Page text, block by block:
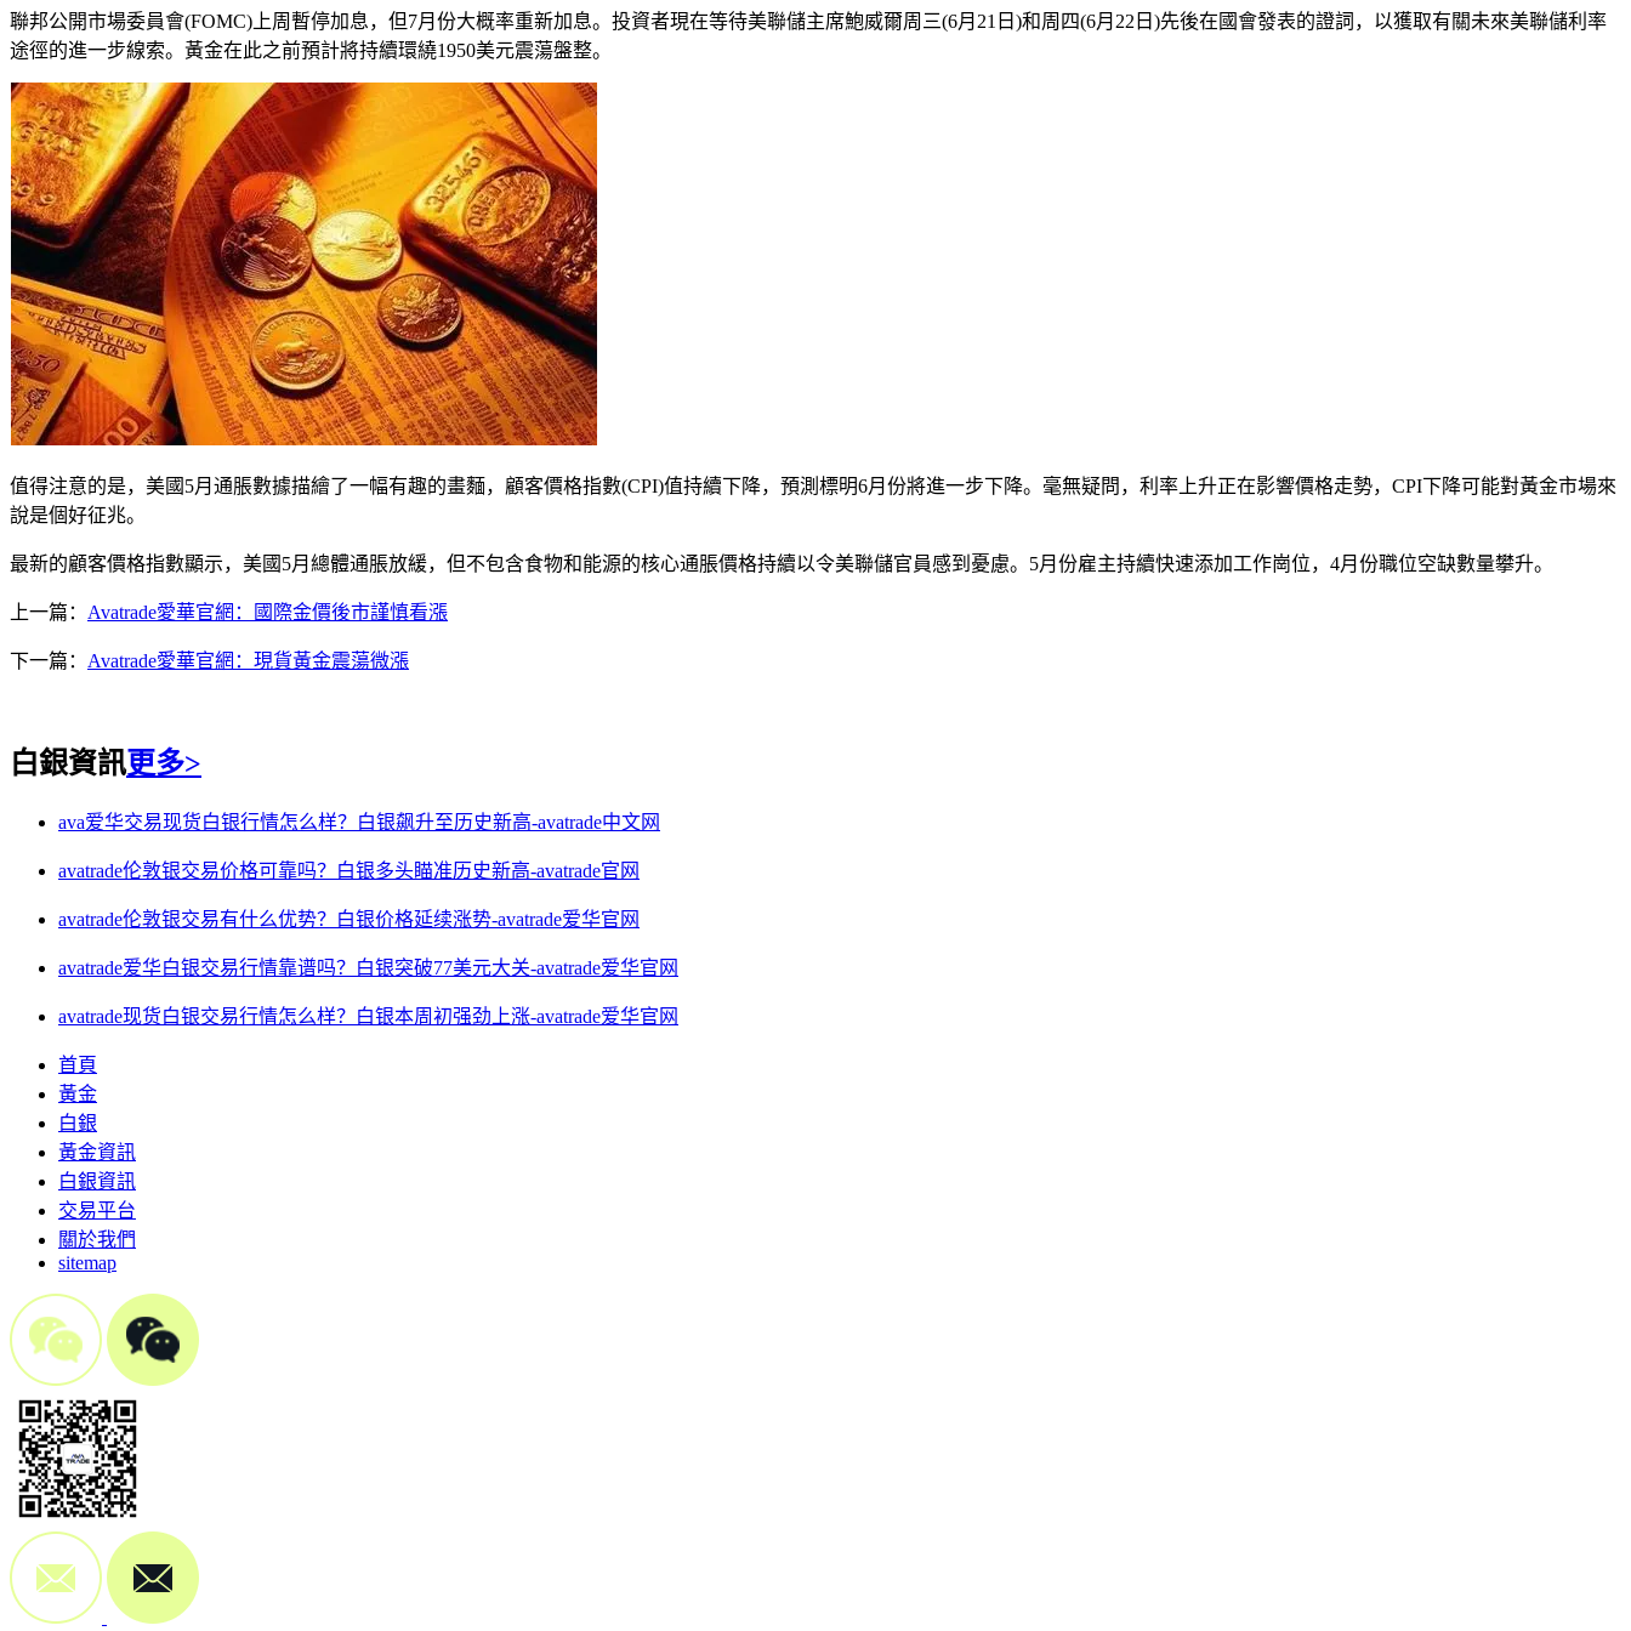
聯邦公開市場委員會(FOMC)上周暫停加息，但7月份大概率重新加息。投資者現在等待美聯儲主席鮑威爾周三(6月21日)和周四(6月22日)先後在國會發表的證詞，以獲取有關未來美聯儲利率
途徑的進一步線索。黃金在此之前預計將持續環繞1950美元震蕩盤整。
值得注意的是，美國5月通脹數據描繪了一幅有趣的畫麵，顧客價格指數(CPI)值持續下降，預測標明6月份將進一步下降。毫無疑問，利率上升正在影響價格走勢，CPI下降可能對黃金市場來
說是個好征兆。
最新的顧客價格指數顯示，美國5月總體通脹放緩，但不包含食物和能源的核心通脹價格持續以令美聯儲官員感到憂慮。5月份雇主持續快速添加工作崗位，4月份職位空缺數量攀升。
上一篇： Avatrade愛華官網：國際金價後市謹慎看漲
下一篇： Avatrade愛華官網：現貨黃金震蕩微漲
白銀資訊更多>
ava爱华交易现货白银行情怎么样？白银飙升至历史新高-avatrade中文网
avatrade伦敦银交易价格可靠吗？白银多头瞄准历史新高-avatrade官网
avatrade伦敦银交易有什么优势？白银价格延续涨势-avatrade爱华官网
avatrade爱华白银交易行情靠谱吗？白银突破77美元大关-avatrade爱华官网
avatrade现货白银交易行情怎么样？白银本周初强劲上涨-avatrade爱华官网
首頁
黃金
白銀
黃金資訊
白銀資訊
交易平台
關於我們
sitemap